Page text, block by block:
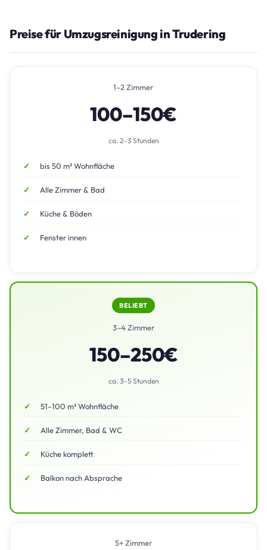
Preise für Umzugsreinigung in Trudering
1–2 Zimmer
100–150€
ca. 2–3 Stunden
bis 50 m² Wohnfläche
Alle Zimmer & Bad
Küche & Böden
Fenster innen
BELIEBT
3–4 Zimmer
150–250€
ca. 3–5 Stunden
51–100 m² Wohnfläche
Alle Zimmer, Bad & WC
Küche komplett
Balkon nach Absprache
5+ Zimmer